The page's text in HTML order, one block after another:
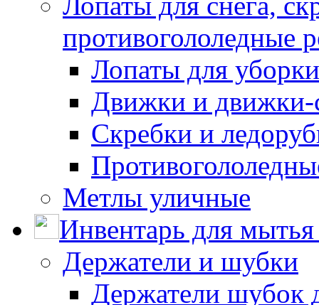
противогололедные
Лопаты для
Движки и движки-
Скребки и
Метлы уличные
Инвентарь для мытья
Держатели и шубки
Держатели шубок